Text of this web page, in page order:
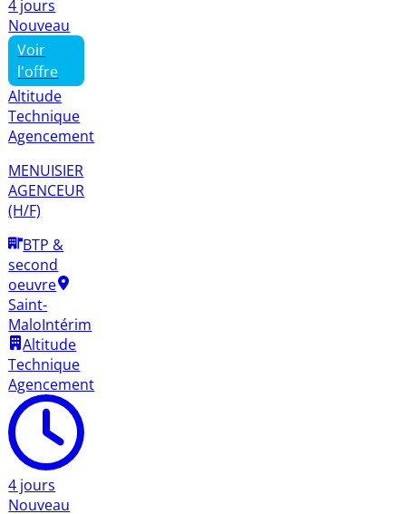
4 jours
Nouveau
Voir
l'offre
Altitude
Technique
Agencement
MENUISIER
AGENCEUR
(H/F)
BTP &
second
oeuvre
Saint-
MaloIntérim
Altitude
Technique
Agencement
4 jours
Nouveau